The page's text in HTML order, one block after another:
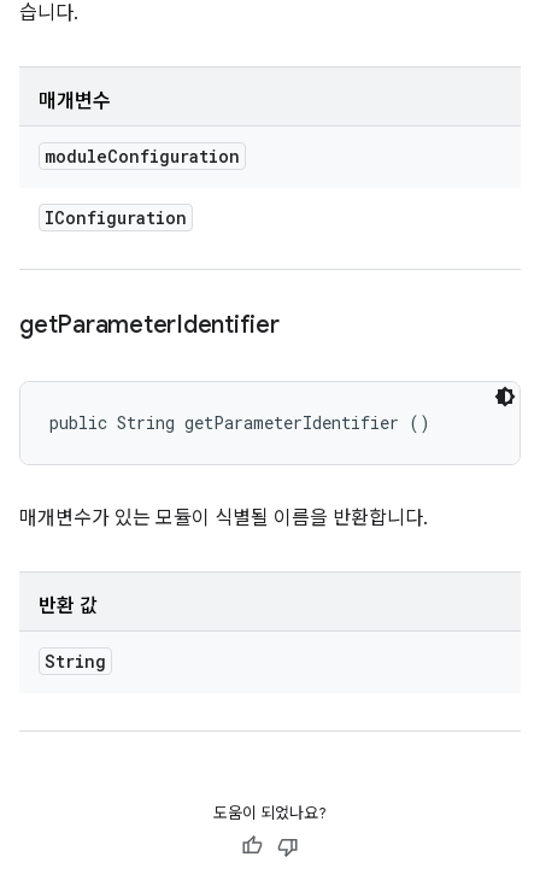
습니다.
매개변수
moduleConfiguration
IConfiguration
getParameterIdentifier
public String getParameterIdentifier ()
매개변수가 있는 모듈이 식별될 이름을 반환합니다.
반환 값
String
도움이 되었나요?